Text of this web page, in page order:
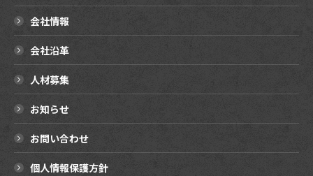
会社情報
会社沿革
人材募集
お知らせ
お問い合わせ
個人情報保護方針